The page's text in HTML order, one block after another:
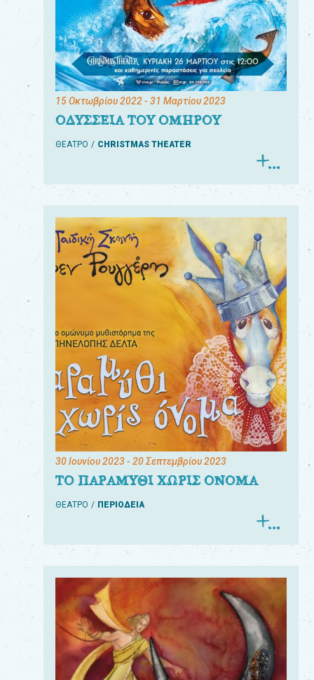
15 Οκτωβρίου 2022- 31 Μαρτίου 2023
ΟΔΥΣΣΕΙΑ ΤΟΥ ΟΜΗΡΟΥ
ΘΕΑΤΡΟ CHRISTMAS THEATER
30 Ιουνίου 2023- 20 Σεπτεμβρίου 2023
ΤΟ ΠΑΡΑΜΥΘΙ ΧΩΡΙΣ ΟΝΟΜΑ
ΘΕΑΤΡΟ ΠΕΡΙΟΔΕΙΑ